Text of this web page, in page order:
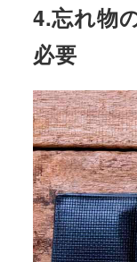
4.忘れ物
必要